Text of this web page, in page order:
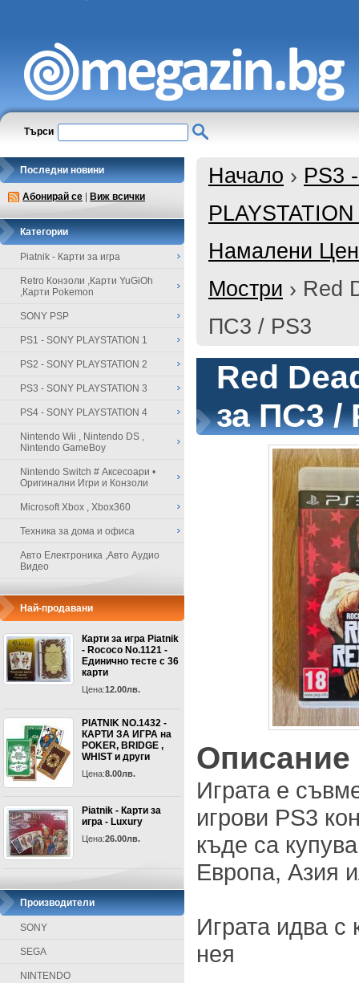
Търси
Последни новини
Абонирай се Виж всички
Категории
Piatnik - Карти за игра
Retro Конзоли ,Карти YuGiOh
,Карти Pokemon
SONY PSP
PS1 - SONY PLAYSTATION 1
PS2 - SONY PLAYSTATION 2
PS3 - SONY PLAYSTATION 3
PS4 - SONY PLAYSTATION 4
Nintendo Wii , Nintendo DS ,
Nintendo GameBoy
Nintendo Switch # Аксесоари •
Оригинални Игри и Конзоли
Microsoft Xbox , Xbox360
Техника за дома и офиса
Авто Електроника ,Авто Аудио
Видео
Най-продавани
Карти за игра Piatnik
- Rococo No.1121 -
Единично тесте с 36
карти
Цена:12.00лв.
PIATNIK NO.1432 -
КАРТИ ЗА ИГРА на
POKER, BRIDGE ,
WHIST и други
Цена:8.00лв.
Piatnik - Карти за
игра - Luxury
Цена:26.00лв.
Производители
SONY
SEGA
NINTENDO
Начало › PS3
Намалени
Мостри › Red
ПС3 / PS3
Red
за ПС3 /
Описание
Играта е
игрови PS3
къде са
Европа, Азия
Играта идва с
нея